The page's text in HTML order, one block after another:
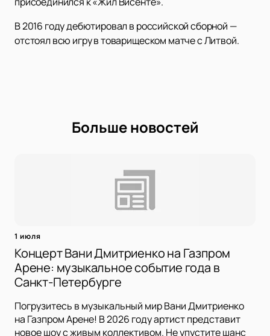
В 2016 году дебютировал в российской сборной —
отстоял всю игру в товарищеском матче с Литвой.
Больше новостей
1 июля
Концерт Вани Дмитриенко на Газпром
Арене: музыкальное событие года в
Санкт-Петербурге
Погрузитесь в музыкальный мир Вани Дмитриенко
на Газпром Арене! В 2026 году артист представит
новое шоу с живым коллективом. Не упустите шанс